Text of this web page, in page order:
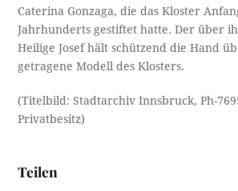
Caterina Gonzaga, die das Kloster
Jahrhunderts gestiftet hatte. Der über
Heilige Josef hält schützend die Hand
getragene Modell des Klosters.
(Titelbild: Stadtarchiv Innsbruck, Ph-
Privatbesitz)
Teilen